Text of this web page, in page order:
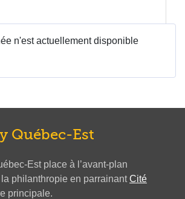
n'est actuellement disponible
Québec-Est
Est place à l’avant-plan
la philanthropie en parrainantCité
principale.